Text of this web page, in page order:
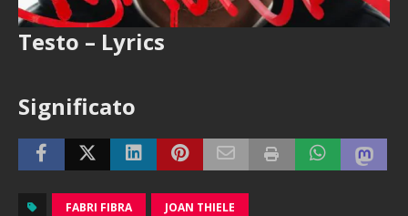
Testo – Lyrics
Significato
FABRI FIBRA JOAN THIELE